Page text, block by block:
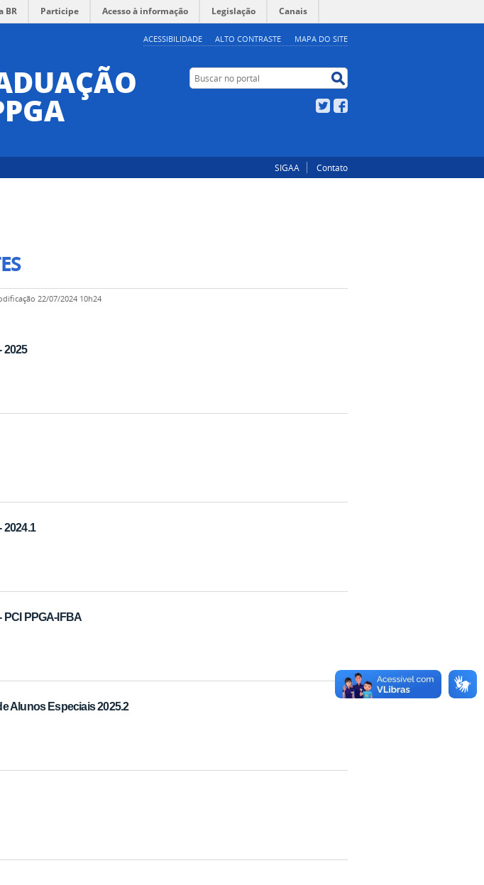
ACESSIBILIDADE ALTO CONTRASTE MAPA DO SITE
BR Participe Acesso à informação Legislação Canais
Buscar no portal
Twitter
SIGAA Contato
22/07/2024 10h24
2025
2024.1
PCI PPGA-IFBA
Alunos Especiais 2025.2